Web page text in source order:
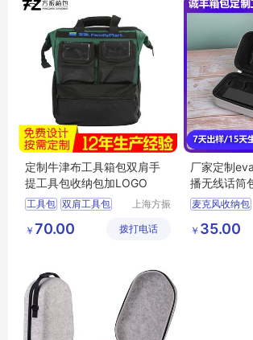
定制牛津布工具箱包双肩手
提工具包收纳包加LOGO
工具包 双肩工具包
上海方振
有限公司
￥ 70.00 拨打电话
厂家定制
播无线话筒
筒EVA硬壳包
麦克风收纳包
EVA硬壳包
￥ 35.00